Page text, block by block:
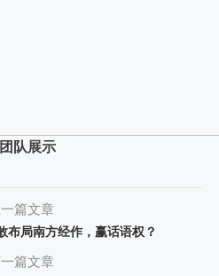
团队展示
篇文章
布局南方经作，赢话语权？
篇文章